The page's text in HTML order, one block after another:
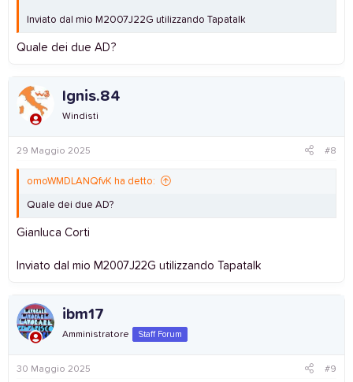
Inviato dal mio M2007J22G utilizzando Tapatalk
Quale dei due AD?
Ignis.84
Windisti
29 Maggio 2025 #8
omoWMDLANQfvK ha detto:
Quale dei due AD?
Gianluca Corti
Inviato dal mio M2007J22G utilizzando Tapatalk
ibm17
Amministratore Staff Forum
30 Maggio 2025 #9